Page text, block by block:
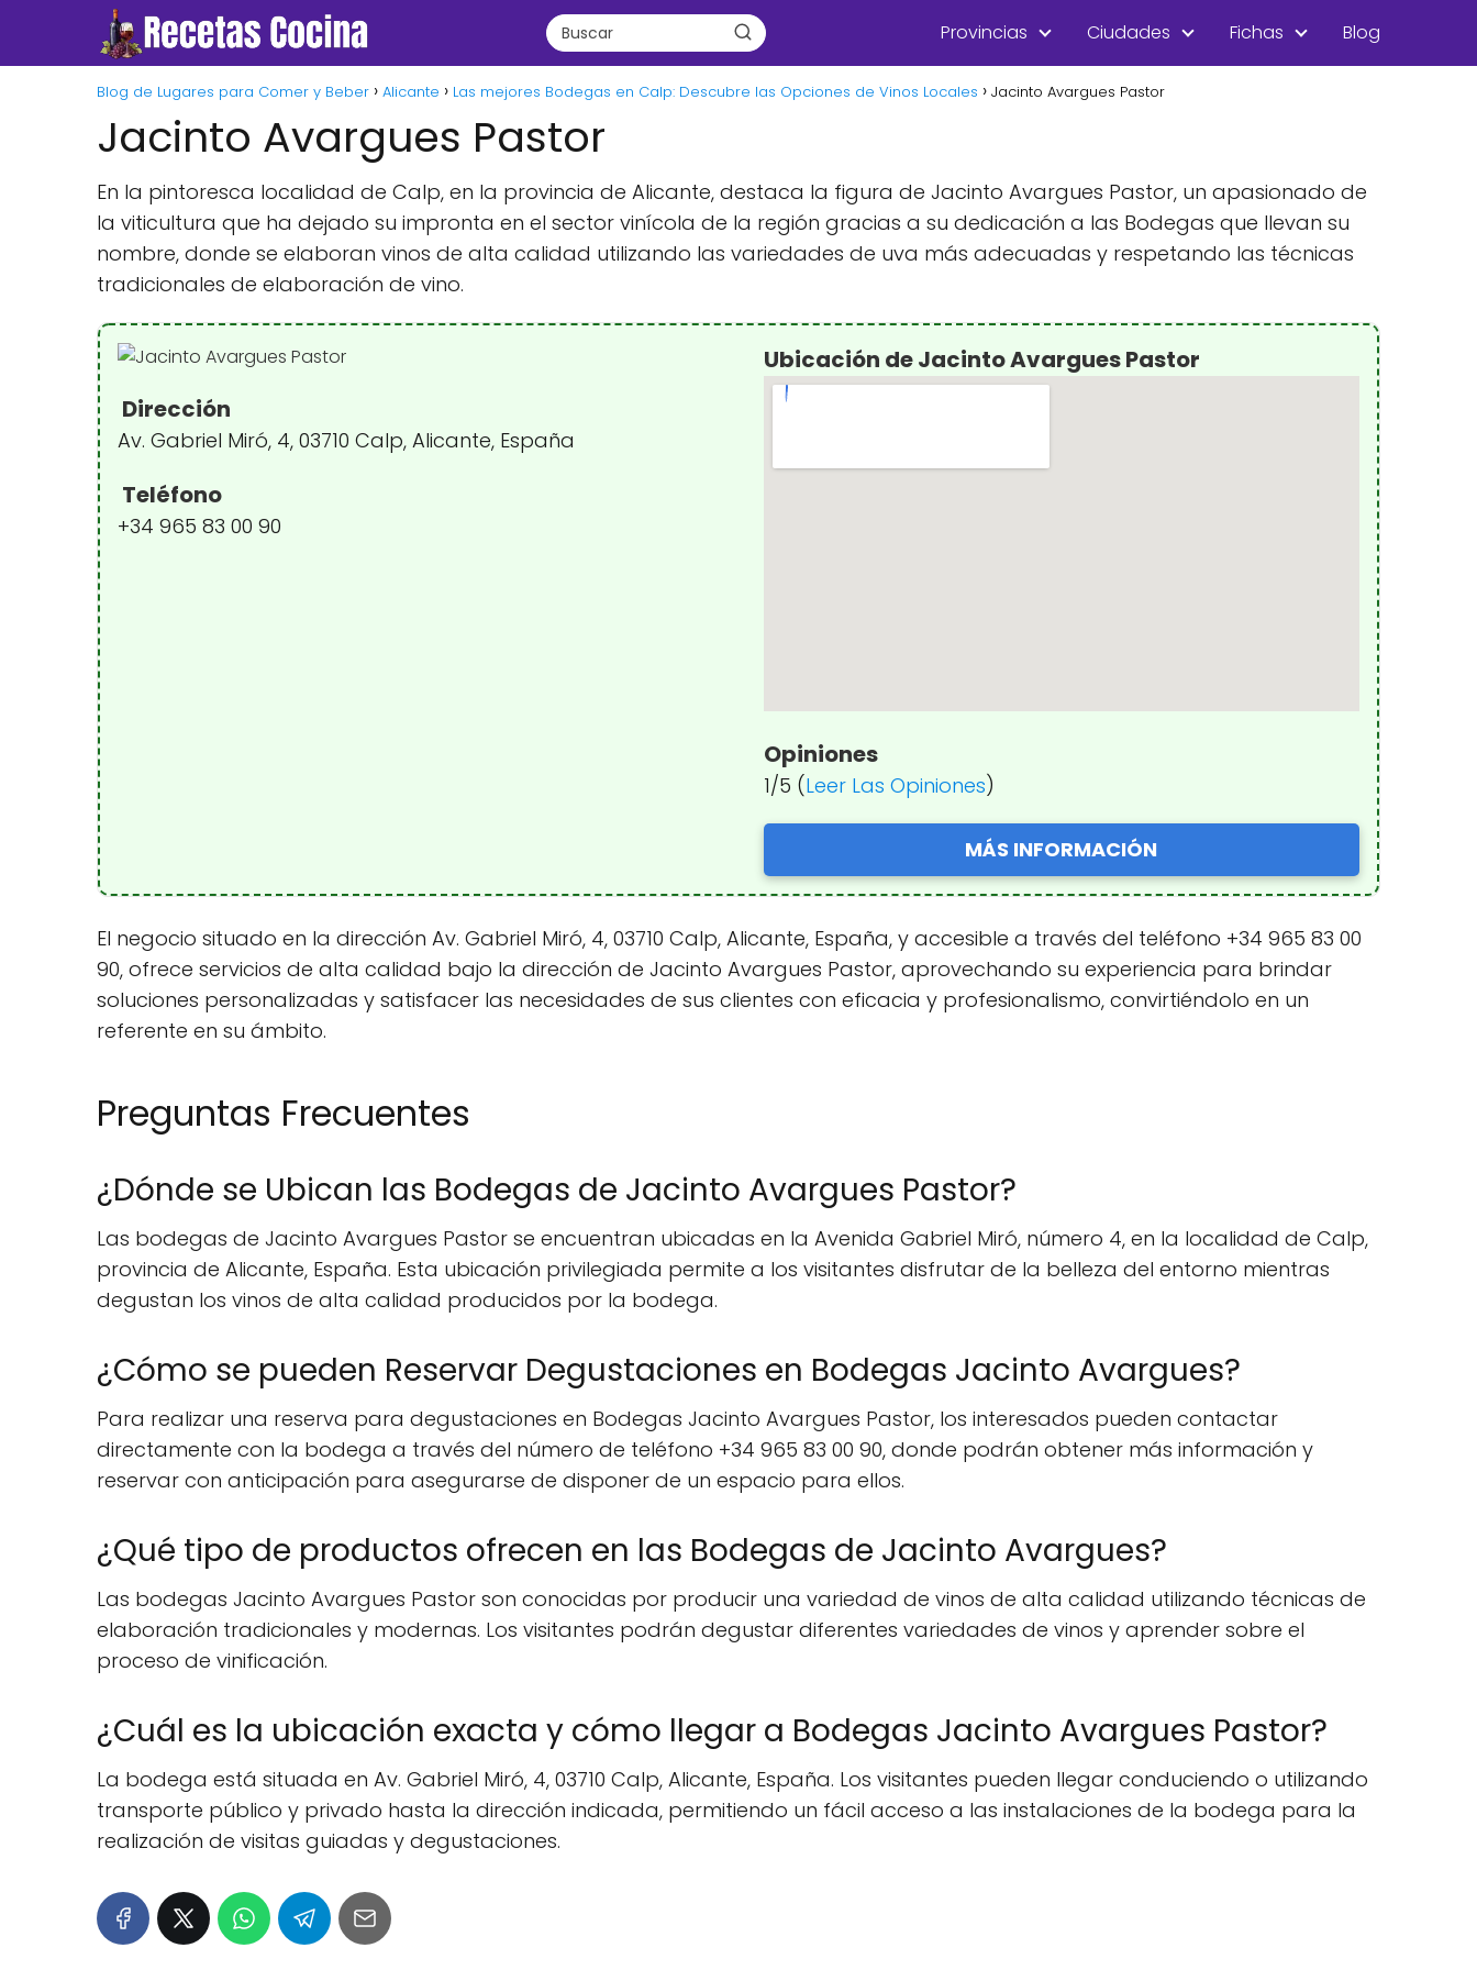
Provincias Ciudades Fichas Blog
Blog de Lugares para Comer y Beber Alicante Las mejores Bodegas en Calp: Descubre las Opciones de Vinos Locales Jacinto Avargues Pastor
Jacinto Avargues Pastor
En la pintoresca localidad de Calp, en la provincia de Alicante, destaca la figura de Jacinto Avargues Pastor, un apasionado de
la viticultura que ha dejado su impronta en el sector vinícola de la región gracias a su dedicación a las Bodegas que llevan su
nombre, donde se elaboran vinos de alta calidad utilizando las variedades de uva más adecuadas y respetando las técnicas
tradicionales de elaboración de vino.
Dirección
Av. Gabriel Miró, 4, 03710 Calp, Alicante, España
Teléfono
+34 965 83 00 90
Ubicación de Jacinto Avargues Pastor
Opiniones
1/5 (Leer Las Opiniones)
MÁS INFORMACIÓN
El negocio situado en la dirección Av. Gabriel Miró, 4, 03710 Calp, Alicante, España, y accesible a través del teléfono +34 965 83 00
90, ofrece servicios de alta calidad bajo la dirección de Jacinto Avargues Pastor, aprovechando su experiencia para brindar
soluciones personalizadas y satisfacer las necesidades de sus clientes con eficacia y profesionalismo, convirtiéndolo en un
referente en su ámbito.
Preguntas Frecuentes
¿Dónde se Ubican las Bodegas de Jacinto Avargues Pastor?
Las bodegas de Jacinto Avargues Pastor se encuentran ubicadas en la Avenida Gabriel Miró, número 4, en la localidad de Calp,
provincia de Alicante, España. Esta ubicación privilegiada permite a los visitantes disfrutar de la belleza del entorno mientras
degustan los vinos de alta calidad producidos por la bodega.
¿Cómo se pueden Reservar Degustaciones en Bodegas Jacinto Avargues?
Para realizar una reserva para degustaciones en Bodegas Jacinto Avargues Pastor, los interesados pueden contactar
directamente con la bodega a través del número de teléfono +34 965 83 00 90, donde podrán obtener más información y
reservar con anticipación para asegurarse de disponer de un espacio para ellos.
¿Qué tipo de productos ofrecen en las Bodegas de Jacinto Avargues?
Las bodegas Jacinto Avargues Pastor son conocidas por producir una variedad de vinos de alta calidad utilizando técnicas de
elaboración tradicionales y modernas. Los visitantes podrán degustar diferentes variedades de vinos y aprender sobre el
proceso de vinificación.
¿Cuál es la ubicación exacta y cómo llegar a Bodegas Jacinto Avargues Pastor?
La bodega está situada en Av. Gabriel Miró, 4, 03710 Calp, Alicante, España. Los visitantes pueden llegar conduciendo o utilizando
transporte público y privado hasta la dirección indicada, permitiendo un fácil acceso a las instalaciones de la bodega para la
realización de visitas guiadas y degustaciones.